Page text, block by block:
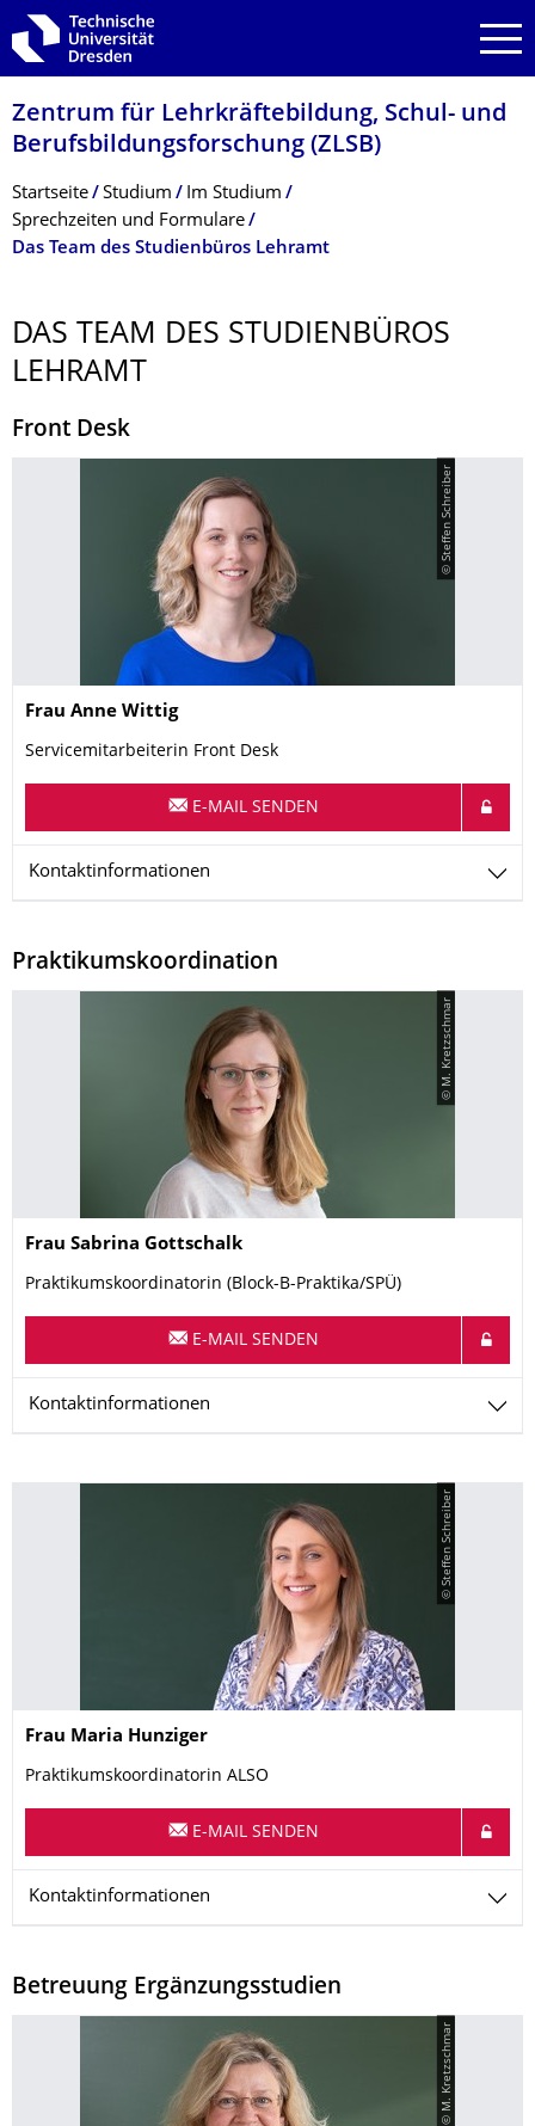
Zur Hauptnavigation springen
Zur Suche springen
Zum Inhalt springen
Zentrum für Lehrkräftebildung, Schul- und
Berufsbildungsfor­schung (ZLSB)
Breadcrumb-Menü
Startseite Studium
Im Studium
Sprechzeiten und Formulare
Das Team des Studienbüros Lehramt
DAS TEAM DES STUDIENBÜROS
LEHRAMT
Front Desk
© Steffen Schreiber
Name
Frau Anne Wittig
Servicemitarbeiterin Front Desk
E-MAIL SENDEN
Kontaktinformationen
Praktikumskoordination
© M. Kretzschmar
Name
Frau Sabrina Gottschalk
Praktikumskoordinatorin (Block-B-Praktika/SPÜ)
E-MAIL SENDEN
Kontaktinformationen
© Steffen Schreiber
Name
Frau Maria Hunziger
Praktikumskoordinatorin ALSO
E-MAIL SENDEN
Kontaktinformationen
Betreuung Ergänzungsstudien
© M. Kretzschmar